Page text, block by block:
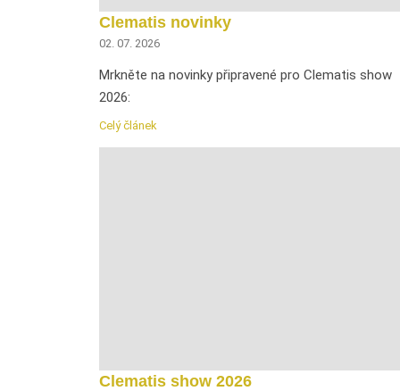
Clematis novinky
02. 07. 2026
Mrkněte na novinky připravené pro Clematis show
2026:
Celý článek
Clematis show 2026